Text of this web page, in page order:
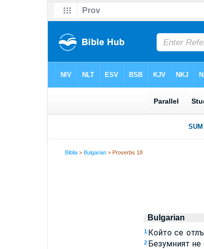
Biblia >Bulgarian > Proverbs 18
Bulgarian
1 Който се
2 Безумният не